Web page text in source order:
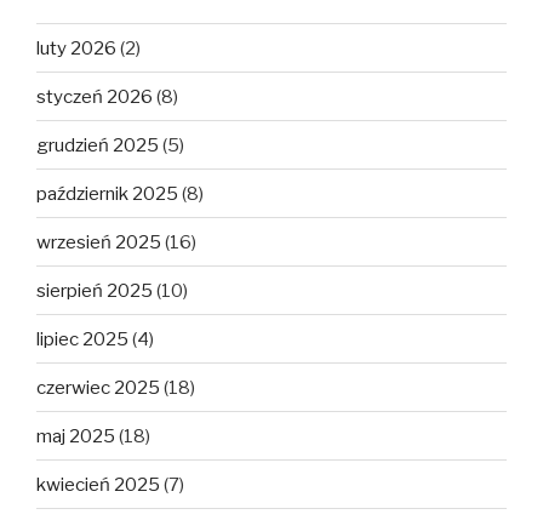
luty 2026 (2)
styczeń 2026 (8)
grudzień 2025 (5)
październik 2025 (8)
wrzesień 2025 (16)
sierpień 2025 (10)
lipiec 2025 (4)
czerwiec 2025 (18)
maj 2025 (18)
kwiecień 2025 (7)